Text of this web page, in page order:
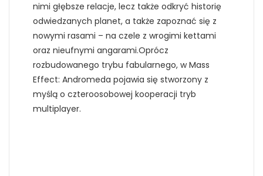
nimi głębsze relacje, lecz także odkryć historię
odwiedzanych planet, a także zapoznać się z
nowymi rasami – na czele z wrogimi kettami
oraz nieufnymi angarami.Oprócz
rozbudowanego trybu fabularnego, w Mass
Effect: Andromeda pojawia się stworzony z
myślą o czteroosobowej kooperacji tryb
multiplayer.